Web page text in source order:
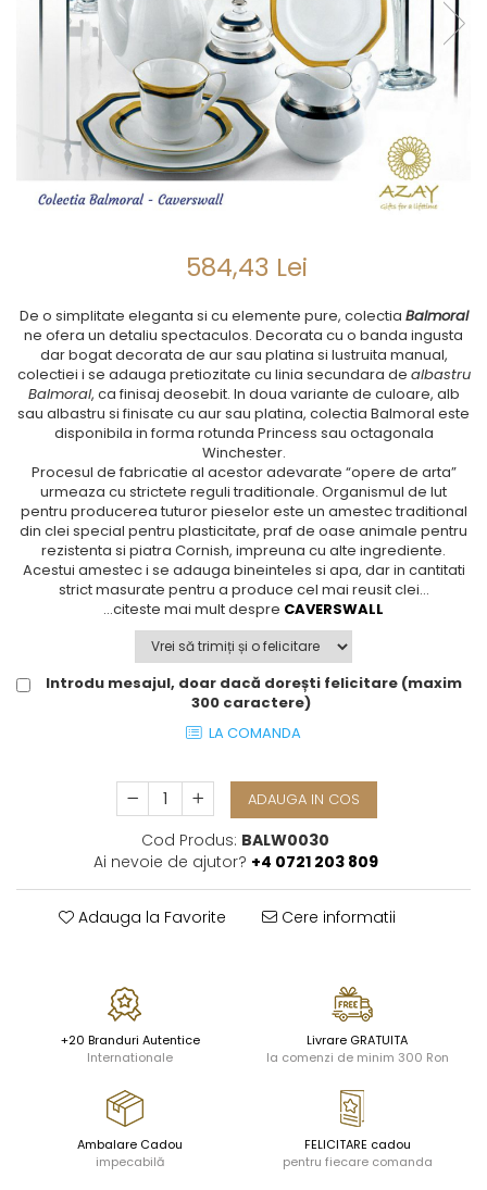
SUB 500
SUB 200
SUB 1000
SUB 5000
PESTE 5000
SUB 4000
ACCESORII PENTRU MASĂ
CEASURI DE INTERIOR
OBIECTE DECORATIVE
VAZE DECORATIVE
PRODUSE PENTRU CURĂŢAT
FRAPIERE
SET PENTRU BĂUTURI
TĂVI SI ACCESORII
ACCESORII PENTRU FEMEI
SFEȘNICE
RAME SI ALBUME FOTO
FRUCTIERE ARGINTATE
ACCESORII PENTRU BĂRBAȚI
ACCESORII PENTRU BIROU
ARANJAMENTE FLORALE
SETURI DE CAFEA
BRANDURI
AZAY CASA
JL COQUET
JASPER CONRAN
VERA WANG
MIRANDA KERR
NEW COUNTRY ROSES PINK
ROSECONFETTI
POLKA ROSE
GEORGIA
PIVOINE
ESMERALDA BLANC, GOLD, PLATINUM
CHARDONS GOLD, PLATINUM
HEMISPHERE
KHAZARD OR &AMP; PLATINE
JASPER CONRAN PLATINUM
CHINOISERIE GREEN
BLANC SUR BLANC
CELESTIAL PLATINUM
CORNUCOPIA
RENAISSANCE GOLD
ANTHEMION BLUE
BUTTERFLY BLOOM
SIGNET PLATINUM
CELESTIAL GOLD
CORPURI DE ILUMINAT
TROFEE
WATERFORD
VALENTI
MARIO CIONI
ROYAL DOULTON
CHINELLI
COLECTII
BOURGOGNE
LUXE
LUCREZIA
TONDO DONI
ORPHOS
CILI
GIULIA
NETTARE DI VINO
NOTTE DI STELLE
VIP
PAHARE SI CANI
ACCESORII BIROU
SUPORTURI PENTRU PRAJITURI
CASETE DE BIJUTERII
BRANDURI
VALENTI
ARGENESI
WEDGWOOD
ROYAL DOULTON
COLECTII
GOCCIA
VESTA
FLOWER
TABLE
BABY COLLECTION
ROSE
LOVE KNOTS SILVER
WITH LOVE SILVER
WITH LOVE BLACK
INFINITY
WITH LOVE GOLD
584,43 Lei
De o simplitate eleganta si cu elemente pure, colectia Balmoral
ne ofera un detaliu spectaculos. Decorata cu o banda ingusta
dar bogat decorata de aur sau platina si lustruita manual,
colectiei i se adauga pretiozitate cu linia secundara de albastru
Balmoral, ca finisaj deosebit. In doua variante de culoare, alb
sau albastru si finisate cu aur sau platina, colectia Balmoral este
disponibila in forma rotunda Princess sau octagonala
Winchester.
Procesul de fabricatie al acestor adevarate “opere de arta”
urmeaza cu strictete reguli traditionale. Organismul de lut
pentru producerea tuturor pieselor este un amestec traditional
din clei special pentru plasticitate, praf de oase animale pentru
rezistenta si piatra Cornish, impreuna cu alte ingrediente.
Acestui amestec i se adauga bineinteles si apa, dar in cantitati
strict masurate pentru a produce cel mai reusit clei...
...citeste mai mult despre CAVERSWALL
Introdu mesajul, doar dacă dorești felicitare (maxim
300 caractere)
LA COMANDA
ADAUGA IN COS
Cod Produs: BALW0030
Ai nevoie de ajutor? +4 0721 203 809
Adauga la Favorite Cere informatii
+20 Branduri Autentice
Internationale
Livrare GRATUITA
la comenzi de minim 300 Ron
Ambalare Cadou
impecabilă
FELICITARE cadou
pentru fiecare comanda